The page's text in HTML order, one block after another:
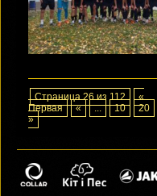
Страница 26 из 112
«
Первая
« ... 10 20
»